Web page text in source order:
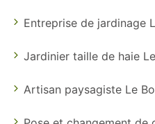
Entreprise de jardinage
Jardinier taille de haie
Artisan paysagiste Le